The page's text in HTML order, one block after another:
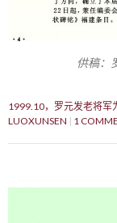
供稿：
1999.10，罗元发老将军
LUOXUNSEN
1